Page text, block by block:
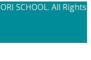
SCHOOL. All Rights